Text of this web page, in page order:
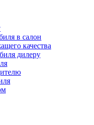
в салон
качества
дилеру